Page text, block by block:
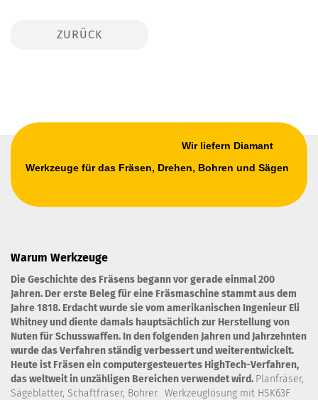
ZURÜCK
Wir liefern Diamant
Werkzeuge für das Fräsen, Drehen, Bohren und Sägen
Warum Werkzeuge
Die Geschichte des Fräsens begann vor gerade einmal 200
Jahren. Der erste Beleg für eine Fräsmaschine stammt aus dem
Jahre 1818. Erdacht wurde sie vom amerikanischen Ingenieur Eli
Whitney und diente damals hauptsächlich zur Herstellung von
Nuten für Schusswaffen. In den folgenden Jahren und Jahrzehnten
wurde das Verfahren ständig verbessert und weiterentwickelt.
Heute ist Fräsen ein computergesteuertes HighTech-Verfahren,
das weltweit in unzähligen Bereichen verwendet wird. Planfräser,
Sägeblätter, Schaftfräser, Bohrer. Werkzeuglösung mit HSK63F